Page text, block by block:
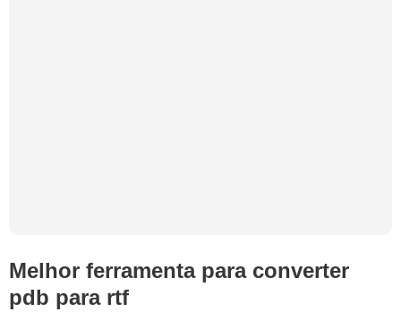
Melhor ferramenta para converter
pdb para rtf